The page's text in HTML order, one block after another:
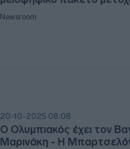
Newsroom
20-10-2025 08:08
Ο Ολυμπιακός έχει τον
Μαρινάκη - Η